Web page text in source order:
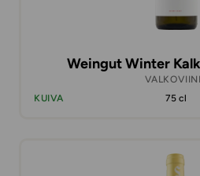
Weingut Winter
KUIVA
75 cl